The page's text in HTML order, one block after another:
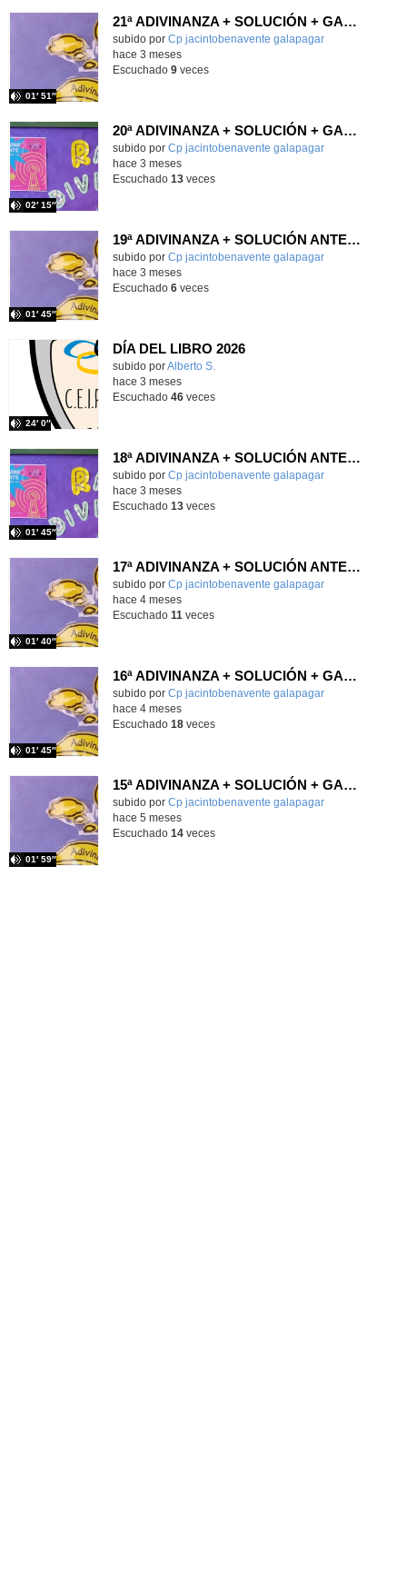
21ª ADIVINANZA + SOLUCIÓN + GANADOR ANTERIOR
Contenido educativo.
subido por Cp jacintobenavente galapagar
01′ 51″
-
hace 3 meses
Escuchado 9veces
20ª ADIVINANZA + SOLUCIÓN + GANADORES + GANADOR 2º FASE
Contenido educativo.
subido por Cp jacintobenavente galapagar
02′ 15″
-
hace 3 meses
Escuchado 13veces
19ª ADIVINANZA + SOLUCIÓN ANTERIOR + GANADORES
Contenido educativo.
subido por Cp jacintobenavente galapagar
01′ 45″
-
hace 3 meses
Escuchado 6veces
DÍA DEL LIBRO 2026
Contenido educativo.
subido porAlberto S.
24′ 0″
hace 3 meses
Escuchado 46veces
18ª ADIVINANZA + SOLUCIÓN ANTERIOR + GANADORES
Contenido educativo.
subido por Cp jacintobenavente galapagar
01′ 45″
-
hace 3 meses
Escuchado 13veces
17ª ADIVINANZA + SOLUCIÓN ANTERIOR + GANADORES
Contenido educativo.
subido por Cp jacintobenavente galapagar
01′ 40″
-
hace 4 meses
Escuchado 11 veces
16ª ADIVINANZA + SOLUCIÓN + GANADORES ANTERIOR
Contenido educativo.
subido por Cp jacintobenavente galapagar
01′ 45″
-
hace 4 meses
Escuchado 18veces
15ª ADIVINANZA + SOLUCIÓN + GANADORES + RETO DE DESEMPATE
Contenido educativo.
subido por Cp jacintobenavente galapagar
01′ 59″
-
hace 5 meses
Escuchado 14veces